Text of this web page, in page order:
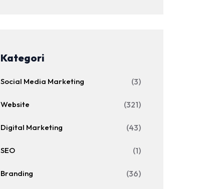
Kategori
Social Media Marketing (3)
Website (321)
Digital Marketing (43)
SEO (1)
Branding (36)